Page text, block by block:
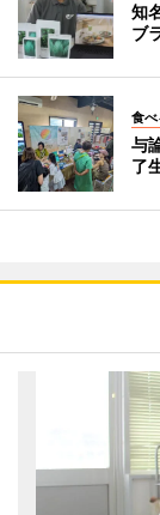
知
ブ
食べ
与
了